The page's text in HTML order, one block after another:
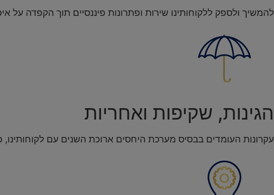
להמשיך ולספק ללקוחותינו שירות ופתרונות פיננסיים תוך הקפדה על
הגינות, שקיפות ואחריות
עקרונות העומדים בבסיס מערכת היחסים ארוכת השנים עם